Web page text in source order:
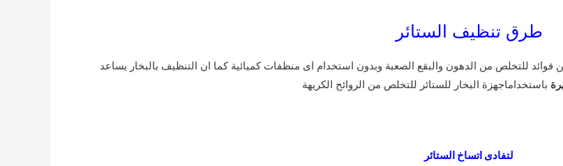
طرق تنظيف الستائر
فوائد للتخلص من الدهون والبقع الصعبة وبدون استخدام اى منظفات كميائية كما ان التنظيف بالبخار يساعد
باستخداماجهزة البخار للستائر للتخلص من الروائح الكريهة
لتفادى اتساخ الستائر